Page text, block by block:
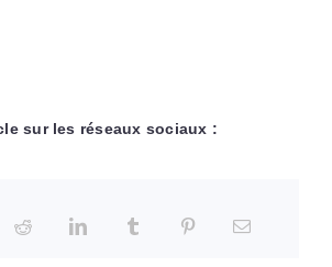
sur les réseaux sociaux :